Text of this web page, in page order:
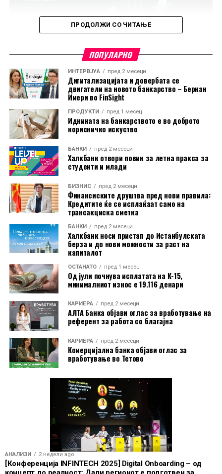
Во пакетот е вклучена и асистенција на пат за Европа
преку Халк Осигурување.
Дополнително, корисниците имаат бесплатно
електронско и мобилно банкарство, бесплатно СМС
информирање, како и можност за повлекување
готовина без надомест од сите банкомати во земјата.
Со овие поволности, Mastercard World Debit е
насочена кон корисници кои бараат дополнителни
услуги при патување, но и поедноставно секојдневно
банкарско работење.
ПРОДОЛЖИ СО ЧИТАЊЕ
ПОПУЛАРНО
ИНТЕРВЈУА пред 2 месеци
Дигитализацијата и довербата се
двигатели на новото банкарство – Беркан
Имери во FinSight
ПРОДУКТИ пред 1 месец
Иднината на банкарството е во доброто
корисничко искуство
БАНКИ пред 2 месеци
Халкбанк отвори повик за летна пракса за
студенти и млади
БИЗНИС пред 2 месеци
Финансиските друштва пред нови правила:
Кредитите ќе се исплаќаат само на
трансакциска сметка
БАНКИ пред 2 месеци
Халкбанк носи пристап до Истанбулската
берза и до нови можности за раст на
капиталот
ОСТАНАТО пред 1 месец
Од јули почнува исплатата на К-15,
минималниот износ е 19.116 денари
КАРИЕРА пред 2 месеци
АЛТА Банка објави оглас за вработување на
референт за работа со благајна
КАРИЕРА пред 2 месеци
Комерцијална банка објави оглас за
вработување во Тетово
АНАЛИЗИ 2 недели ago
[Конференција INFINTECH 2025] Digital Onboarding – од